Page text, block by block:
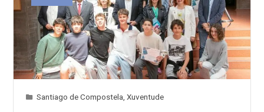
Santiago de Compostela ,Xuventude